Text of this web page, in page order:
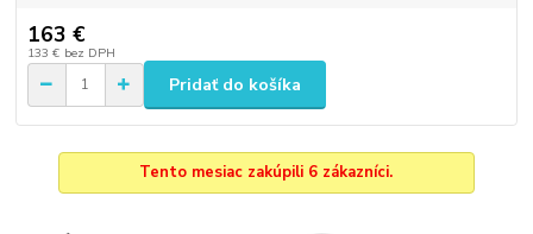
163 €
133 € bez DPH
Pridať do košíka
Tento mesiac zakúpili 6 zákazníci.